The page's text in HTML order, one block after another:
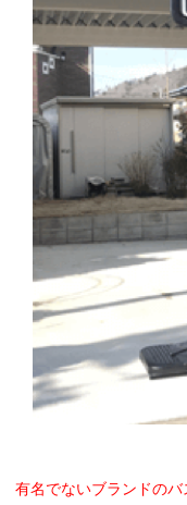
有名でないブランドの